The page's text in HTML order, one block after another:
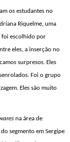
os estudantes no
Riquelme, uma
foi escolhido por
eles, a inserção no
surpresos. Eles
Foi o grupo
Eles são muito
na área de
o segmento em Sergipe